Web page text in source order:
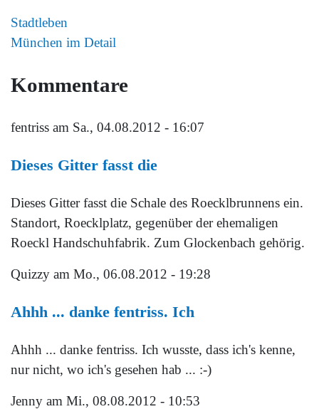
Stadtleben
München im Detail
Kommentare
fentriss am Sa., 04.08.2012 - 16:07
Dieses Gitter fasst die
Dieses Gitter fasst die Schale des Roecklbrunnens ein.
Standort, Roecklplatz, gegenüber der ehemaligen
Roeckl Handschuhfabrik. Zum Glockenbach gehörig.
Quizzy am Mo., 06.08.2012 - 19:28
Ahhh ... danke fentriss. Ich
Ahhh ... danke fentriss. Ich wusste, dass ich's kenne,
nur nicht, wo ich's gesehen hab ... :-)
Jenny am Mi., 08.08.2012 - 10:53